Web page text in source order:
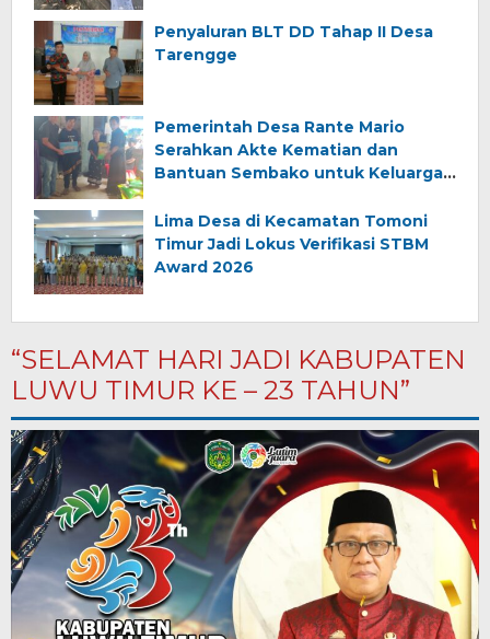
Penyaluran BLT DD Tahap II Desa
Tarengge
Pemerintah Desa Rante Mario
Serahkan Akte Kematian dan
Bantuan Sembako untuk Keluarga
Lima Desa di Kecamatan Tomoni
Timur Jadi Lokus Verifikasi STBM
Award 2026
“SELAMAT HARI JADI KABUPATEN
LUWU TIMUR KE – 23 TAHUN”